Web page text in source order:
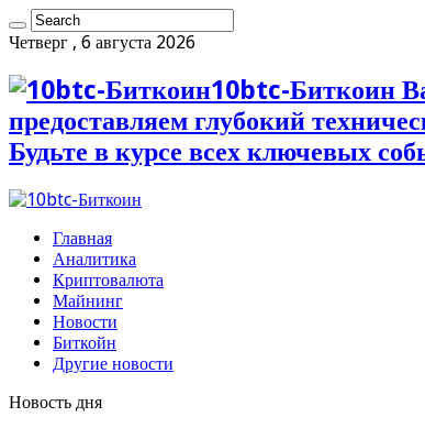
Четверг , 6 августа 2026
10btc-Биткоин
предоставляем глубокий
Будьте в курсе всех ключевых
Главная
Аналитика
Криптовалюта
Майнинг
Новости
Биткойн
Другие новости
Новость дня